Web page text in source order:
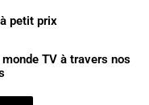
petit prix
TV à travers nos